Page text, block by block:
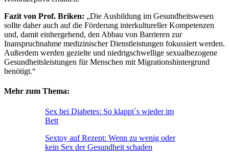
Fazit von Prof. Briken: „Die Ausbildung im Gesundheitswesen
sollte daher auch auf die Förderung interkultureller Kompetenzen
und, damit einhergehend, den Abbau von Barrieren zur
Inanspruchnahme medizinischer Dienstleistungen fokussiert werden.
Außerdem werden gezielte und niedrigschwellige sexualbezogene
Gesundheitsleistungen für Menschen mit Migrationshintergrund
benötigt.“
Mehr zum Thema:
Sex bei Diabetes: So klappt´s wieder im
Bett
Sextoy auf Rezept: Wenn zu wenig oder
kein Sex der Gesundheit schaden